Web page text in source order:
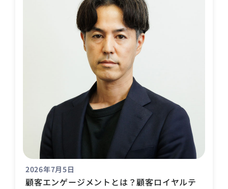
2026年7月5日
顧客エンゲージメントとは？顧客ロイヤルテ